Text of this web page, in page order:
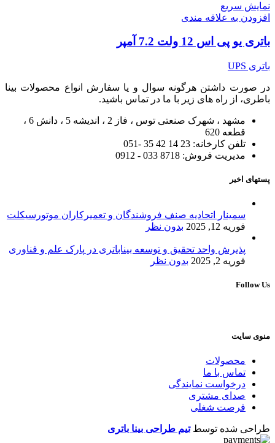
نمایش سریع
افزودن به علاقه مندی
باتری یو پی اس 12 ولت 7.2 آمپر
باتری UPS
در صورت داشتن هرگونه سوال و یا سفارش انواع محصولات بینا
باطری، از راه های زیر با ما در تماس باشید.
مشهد ، شهرک صنعتی توس ، فاز 2 ، اندیشه 5 ، دانش 6 ،
قطعه 620
تلفن کارخانه: 23 14 42 35 -051
مدیریت فروش: 8718 033 - 0912
پستهای اخیر
سمینار اتحادیه صنف فروشندگان و تعمیرکاران موتورسیکلت
فوریه 12, 2025
بدون نظر
پذیرش واحد تحقیق و توسعه بیناباتری در پارک علم و فناوری
فوریه 2, 2025
بدون نظر
Follow Us
منوی سایت
محصولات
تماس با ما
درخواست نمایندگی
صدای مشتری
فرصت شغلی
طراحی شده توسطتیم طراحی بینا باتری